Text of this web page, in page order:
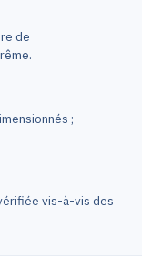
de
;
vis-à-vis des